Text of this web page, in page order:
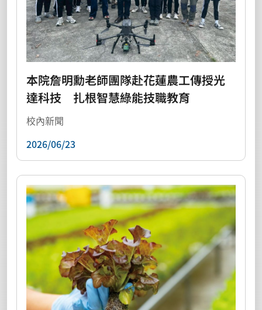
本院詹明勳老師團隊赴花蓮農工傳授光
達科技 扎根智慧綠能技職教育
校內新聞
2026/06/23